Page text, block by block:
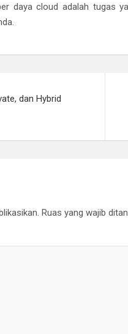
daya cloud adalah tugas
dan Hybrid
Ruas yang wajib